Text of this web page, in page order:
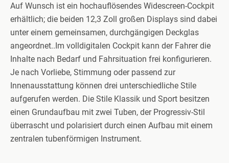
Auf Wunsch ist ein hochauflösendes Widescreen-Cockpit
erhältlich; die beiden 12,3 Zoll großen Displays sind dabei
unter einem gemeinsamen, durchgängigen Deckglas
angeordnet..Im volldigitalen Cockpit kann der Fahrer die
Inhalte nach Bedarf und Fahrsituation frei konfigurieren.
Je nach Vorliebe, Stimmung oder passend zur
Innenausstattung können drei unterschiedliche Stile
aufgerufen werden. Die Stile Klassik und Sport besitzen
einen Grundaufbau mit zwei Tuben, der Progressiv-Stil
überrascht und polarisiert durch einen Aufbau mit einem
zentralen tubenförmigen Instrument.